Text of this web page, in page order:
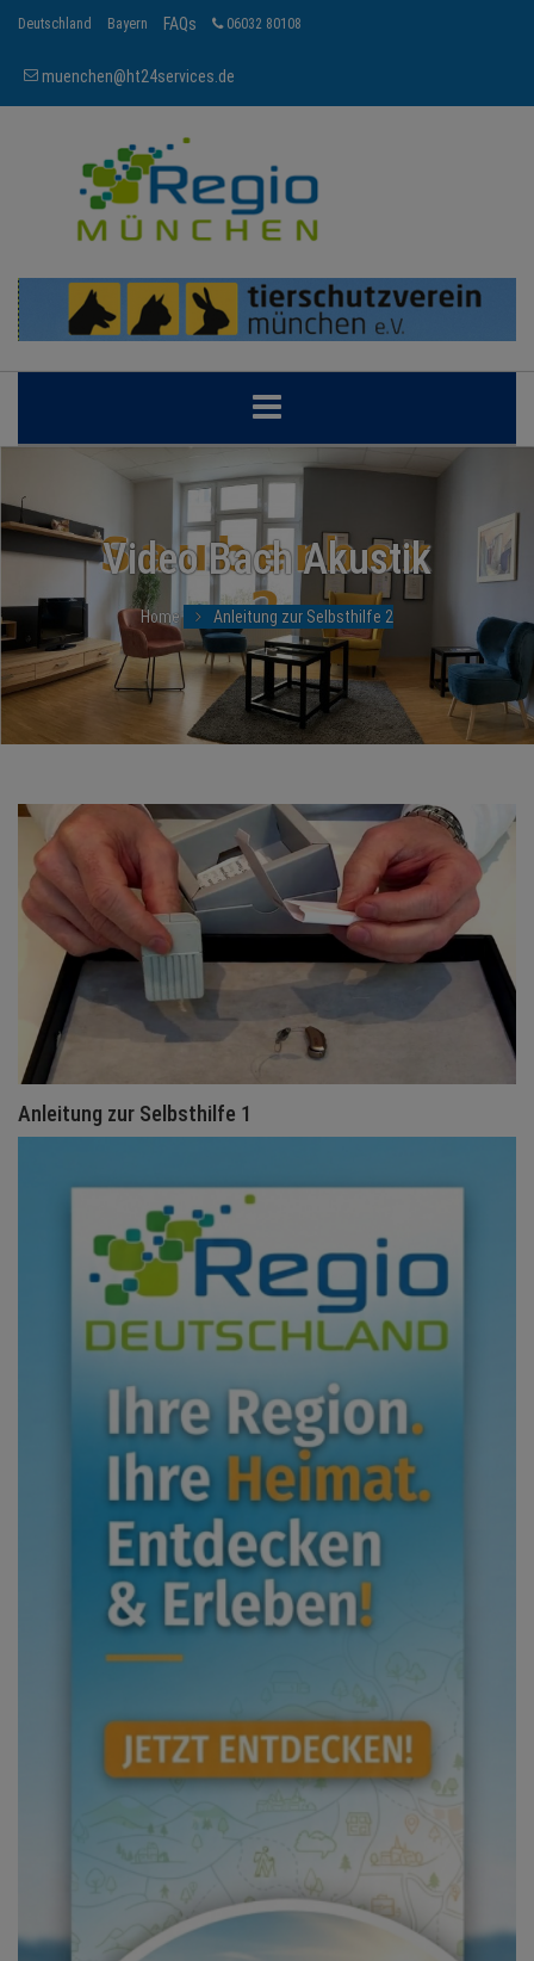
Deutschland Bayern FAQs 06032 80108
muenchen@ht24services.de
BRANCHEN
NEWS
TERMINE
MEDIEN
KONTAKT
Video Bach Akustik
Home Anleitung zur Selbsthilfe 2
Anleitung zur Selbsthilfe 1